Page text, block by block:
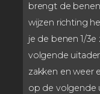
brengt de
wijzen richting
je de benen 1/
volgende
zakken en weer
op de volgende